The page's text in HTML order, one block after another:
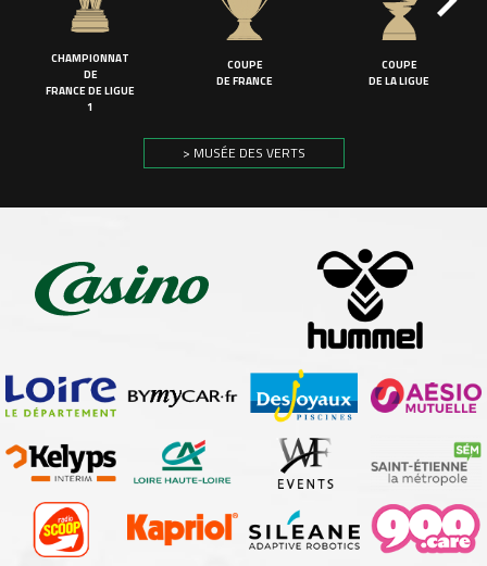
CHAMPIONNAT
DE
FRANCE DE LIGUE
1
COUPE
DE FRANCE
COUPE
DE LA LIGUE
> MUSÉE DES VERTS